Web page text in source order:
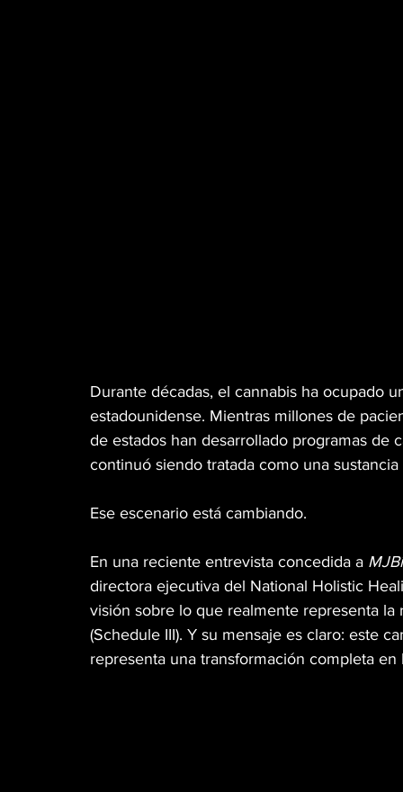
Durante décadas, el cannabis ha ocupado
estadounidense. Mientras millones de
de estados han desarrollado programas de
continuó siendo tratada como una
Ese escenario está cambiando.
En una reciente entrevista concedida a
directora ejecutiva del National Holistic
visión sobre lo que realmente representa
(Schedule III). Y su mensaje es claro: este
representa una transformación completa